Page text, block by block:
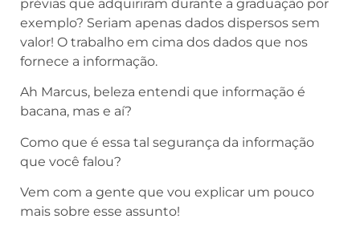
prévias que adquiriram durante a graduação por
exemplo? Seriam apenas dados dispersos sem
valor! O trabalho em cima dos dados que nos
fornece a informação.
Ah Marcus, beleza entendi que informação é
bacana, mas e aí?
Como que é essa tal segurança da informação
que você falou?
Vem com a gente que vou explicar um pouco
mais sobre esse assunto!